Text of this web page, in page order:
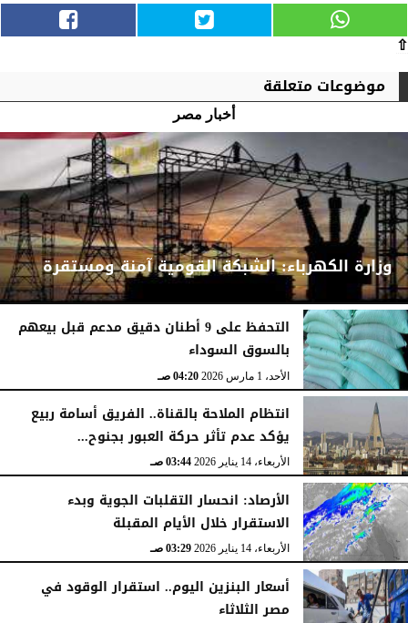
⇧
موضوعات متعلقة
أخبار مصر
وزارة الكهرباء: الشبكة القومية آمنة ومستقرة
الأحد، 1 مارس 2026 04:24 صـ
التحفظ على 9 أطنان دقيق مدعم قبل بيعهم
بالسوق السوداء
الأحد، 1 مارس 2026 04:20 صـ
انتظام الملاحة بالقناة.. الفريق أسامة ربيع
يؤكد عدم تأثر حركة العبور بجنوح...
الأربعاء، 14 يناير 2026 03:44 صـ
الأرصاد: انحسار التقلبات الجوية وبدء
الاستقرار خلال الأيام المقبلة
الأربعاء، 14 يناير 2026 03:29 صـ
أسعار البنزين اليوم.. استقرار الوقود في
مصر الثلاثاء